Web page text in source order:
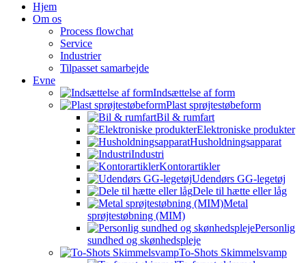
Hjem
Om os
Process flowchat
Service
Industrier
Tilpasset samarbejde
Evne
Indsættelse af form
Plast sprøjtestøbeform
Bil & rumfart
Elektroniske produkter
Husholdningsapparat
Industri
Kontorartikler
Udendørs GG-legetøj
Dele til hætte eller låg
Metal
sprøjtestøbning (MIM)
Personlig
sundhed og skønhedspleje
To-Shots Skimmelsvamp